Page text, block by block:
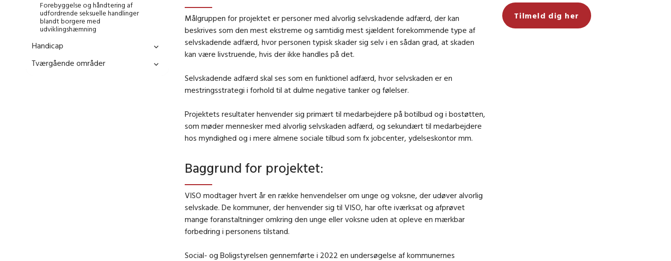
Forebyggelse og håndtering af
udfordrende seksuelle handlinger
blandt borgere med
udviklingshæmning
Handicap
Tværgående områder
Målgruppen for projektet er personer med alvorlig selvskadende adfærd, der kan
beskrives som den mest ekstreme og samtidig mest sjældent forekommende type af
selvskadende adfærd, hvor personen typisk skader sig selv i en sådan grad, at skaden
kan være livstruende, hvis der ikke handles på det.
Selvskadende adfærd skal ses som en funktionel adfærd, hvor selvskaden er en
mestringsstrategi i forhold til at dulme negative tanker og følelser.
Projektets resultater henvender sig primært til medarbejdere på botilbud og i bostøtten,
som møder mennesker med alvorlig selvskaden adfærd, og sekundært til medarbejdere
hos myndighed og i mere almene sociale tilbud som fx jobcenter, ydelseskontor mm.
Baggrund for projektet:
VISO modtager hvert år en række henvendelser om unge og voksne, der udøver alvorlig
selvskade. De kommuner, der henvender sig til VISO, har ofte iværksat og afprøvet
mange foranstaltninger omkring den unge eller voksne uden at opleve en mærkbar
forbedring i personens tilstand.
Social- og Boligstyrelsen gennemførte i 2022 en undersøgelse af kommunernes
Tilmeld dig her